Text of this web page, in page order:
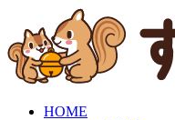
HOME